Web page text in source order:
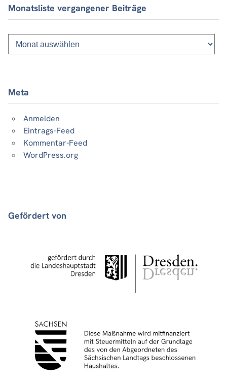
Monatsliste vergangener Beiträge
Monatsliste
vergangener
Beiträge
Meta
Anmelden
Eintrags-Feed
Kommentar-Feed
WordPress.org
Gefördert von